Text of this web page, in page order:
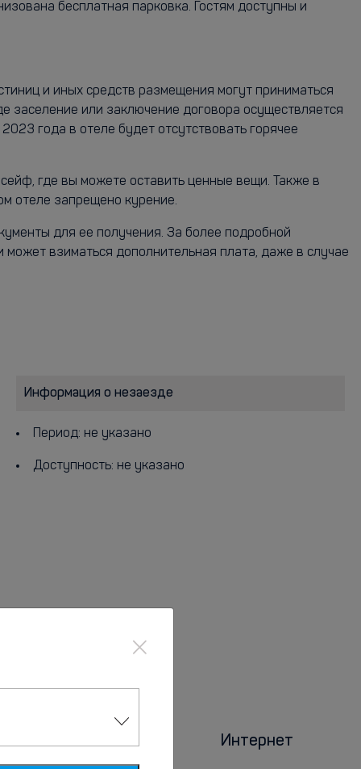
бесплатная парковка. Гостям доступны и
и иных средств размещения могут приниматься
заселение или заключение договора осуществляется
года в отеле будет отсутствовать горячее
где вы можете оставить ценные вещи. Также в
отеле запрещено курение.
для ее получения. За более подробной
взиматься дополнительная плата, даже в случае
Информация о незаезде
Период: не указано
Доступность: не указано
Парковка Интернет
×